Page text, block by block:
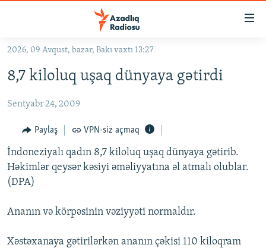
Əsas
qayıt
naviqasiyaya
Axtarışa
keç
#İZAHLA
KORRUPSIOMETR
#ƏSLINDƏ
FƏRQƏ BAX
QANUNI DOĞRU
MULTIMEDIA
RADIO ARXIV
2026, 09 Avqust, bazar, Bakı vaxtı 13:27
8,7 kiloluq uşaq dünyaya gətirdi
Sentyabr 24, 2009
Paylaş VPN-siz açmaq
İndoneziyalı qadın 8,7 kiloluq uşaq dünyaya gətirib.
Həkimlər qeysər kəsiyi əməliyyatına əl atmalı olublar.
(DPA)
Ananın və körpəsinin vəziyyəti normaldır.
Xəstəxanaya gətirilərkən ananın çəkisi 110 kiloqram